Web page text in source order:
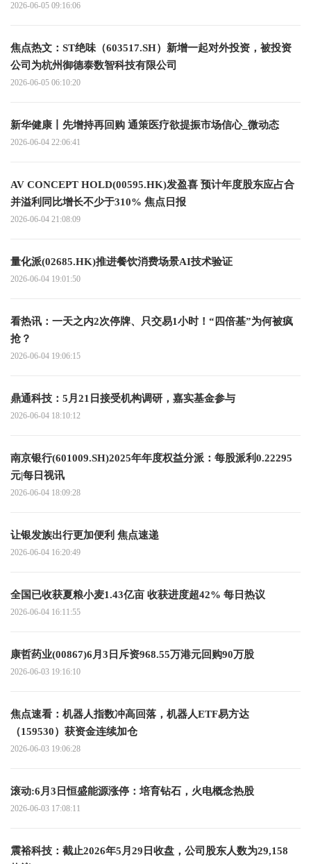
2026-06-05 09:16:06
焦点热文：ST绝味（603517.SH）新增一起对外投资，被投资
公司为杭州御德泰数智科技有限公司
2026-06-05 06:10:20
新华健康丨先增持再回购 通策医疗欲提振市场信心_微动态
2026-06-04 22:06:41
AV CONCEPT HOLD(00595.HK)发盈喜 预计年度股东应占合
并溢利同比增长不少于310% 焦点日报
2026-06-04 21:08:09
量化派(02685.HK)推进餐饮消费场景AI技术验证
2026-06-04 19:01:50
看热讯：一天之内2次停牌、只交易1小时！“四倍基”为何被疯
抢？
2026-06-04 19:06:15
鼎通科技：5月21日接受机构调研，嘉实基金参与
2026-06-04 18:10:12
南京银行(601009.SH)2025年年度权益分派：每股派利0.22295
元|每日视讯
2026-06-04 18:09:28
让银发族出行更加便利 焦点速递
2026-06-04 16:20:49
全国已收获夏粮小麦1.43亿亩 收获进度超42% 每日热议
2026-06-04 16:11:55
康哲药业(00867)6月3日斥资968.55万港元回购90万股
2026-06-03 19:16:10
焦点速看：机器人指数冲高回落，机器人ETF易方达
（159530）获资金连续加仓
2026-06-03 19:06:28
滚动:6月3日恒盛能源涨停：培育钻石，火电概念热股
2026-06-03 17:08:11
震裕科技：截止2026年5月29日收盘，公司股东人数为29,158